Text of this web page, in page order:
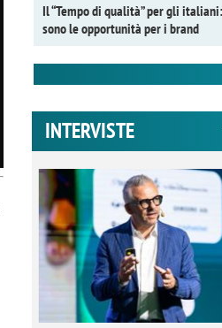
Il “Tempo di qualità” per gli
sono le opportunità per i brand
INTERVISTE